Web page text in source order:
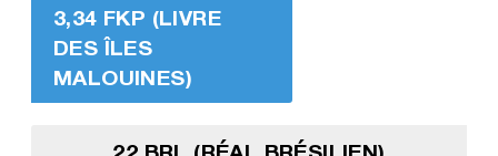
3,34 FKP (LIVRE
DES ÎLES
MALOUINES)
22 BRL (RÉAL BRÉSILIEN)